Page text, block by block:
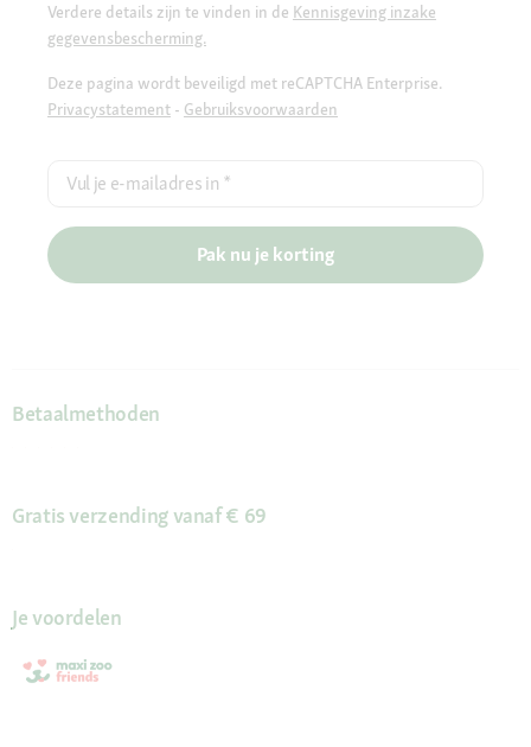
Verdere details zijn te vinden in de Kennisgeving inzake
gegevensbescherming.
Deze pagina wordt beveiligd met reCAPTCHA Enterprise.
Privacystatement - Gebruiksvoorwaarden
Vul je e-mailadres in *
Pak nu je korting
Betaalmethoden
Gratis verzending vanaf € 69
Je voordelen